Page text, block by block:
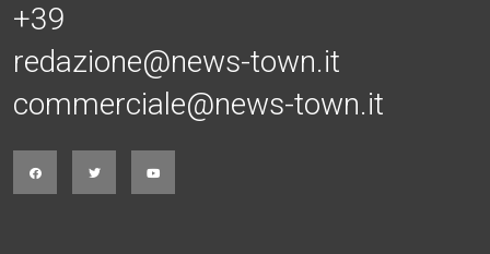
+39
redazione@news-town.it
commerciale@news-town.it